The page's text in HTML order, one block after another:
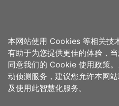
首页 > 想去的地方 > 美食、购物 > 柚
柚子花花青
桃园店 周边
本网站使用 Cookies 等相关技
有助于为您提供更佳的体验，
同意我们的 Cookie 使用政策
动侦测服务，建议您允许本网
及使用此智慧化服务。